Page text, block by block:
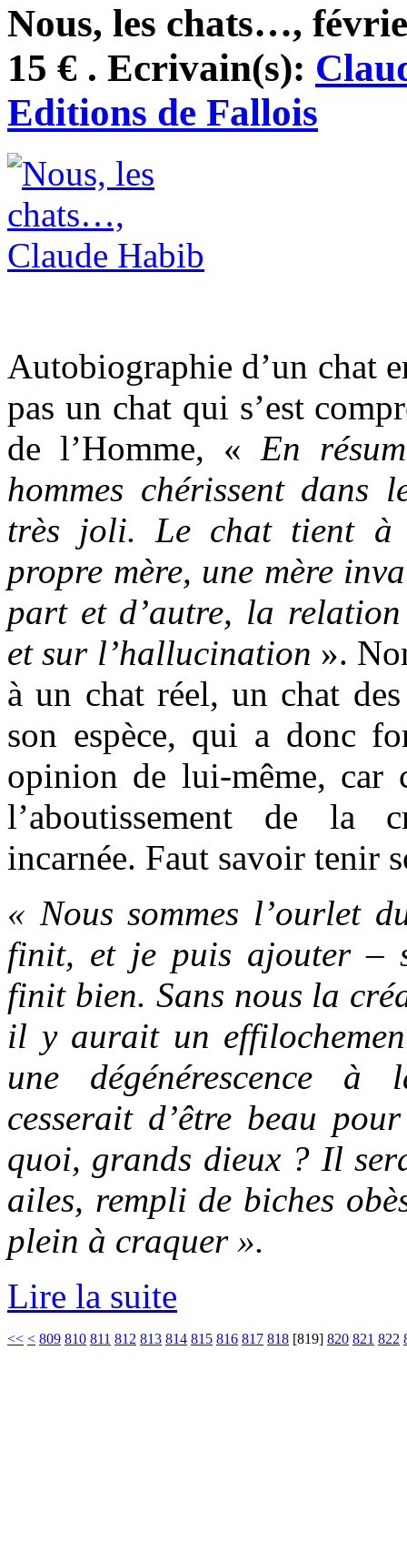
Nous, les chats…,
15 € . Ecrivain(s):
Editions de Fallois
Autobiographie d’un chat
pas un chat qui s’est
de l’Homme, « En
hommes chérissent dans
très joli. Le chat tient à
propre mère, une mère
part et d’autre, la
et sur l’hallucination ».
à un chat réel, un chat
son espèce, qui a donc
opinion de lui-même, car
l’aboutissement de la
incarnée. Faut savoir tenir
« Nous sommes l’ourlet
finit, et je puis ajouter –
finit bien. Sans nous la
il y aurait un
une dégénérescence
cesserait d’être beau
quoi, grands dieux ? Il
ailes, rempli de biches
plein à craquer ».
Lire la suite
<< < 809 810 811 812 813 814 815 816 817 818 [819] 820 821 822